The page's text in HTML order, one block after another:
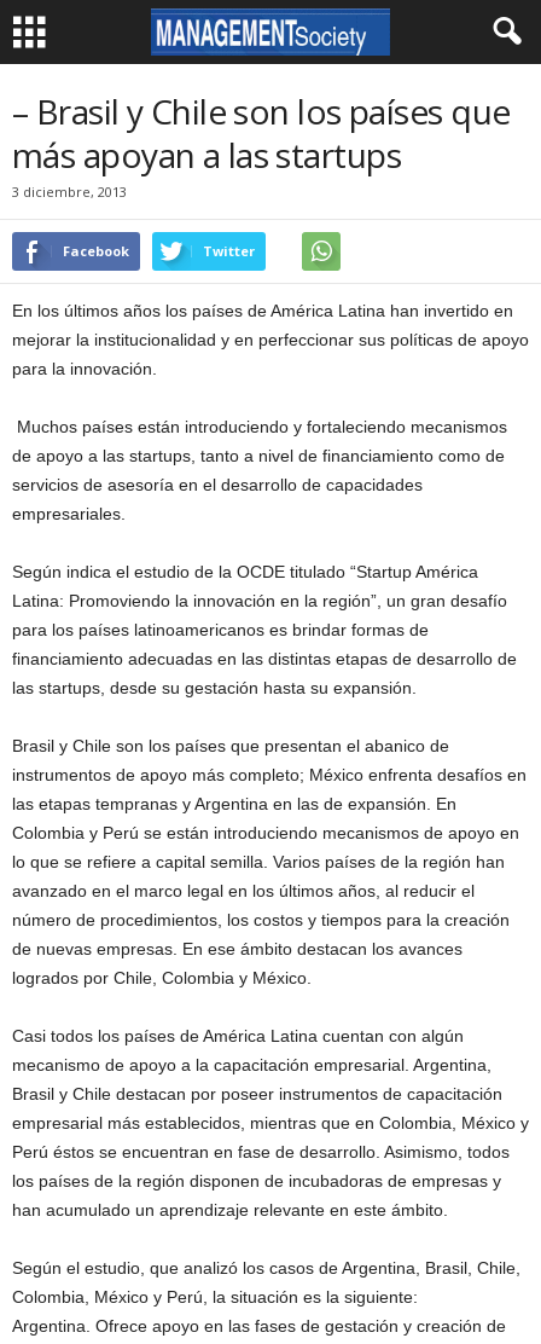
– Brasil y Chile son los países que
más apoyan a las startups
3 diciembre, 2013
Facebook Twitter
En los últimos años los países de América Latina han invertido en
mejorar la institucionalidad y en perfeccionar sus políticas de apoyo
para la innovación.
Muchos países están introduciendo y fortaleciendo mecanismos
de apoyo a las startups, tanto a nivel de financiamiento como de
servicios de asesoría en el desarrollo de capacidades
empresariales.
Según indica el estudio de la OCDE titulado “Startup América
Latina: Promoviendo la innovación en la región”, un gran desafío
para los países latinoamericanos es brindar formas de
financiamiento adecuadas en las distintas etapas de desarrollo de
las startups, desde su gestación hasta su expansión.
Brasil y Chile son los países que presentan el abanico de
instrumentos de apoyo más completo; México enfrenta desafíos en
las etapas tempranas y Argentina en las de expansión. En
Colombia y Perú se están introduciendo mecanismos de apoyo en
lo que se refiere a capital semilla. Varios países de la región han
avanzado en el marco legal en los últimos años, al reducir el
número de procedimientos, los costos y tiempos para la creación
de nuevas empresas. En ese ámbito destacan los avances
logrados por Chile, Colombia y México.
Casi todos los países de América Latina cuentan con algún
mecanismo de apoyo a la capacitación empresarial. Argentina,
Brasil y Chile destacan por poseer instrumentos de capacitación
empresarial más establecidos, mientras que en Colombia, México y
Perú éstos se encuentran en fase de desarrollo. Asimismo, todos
los países de la región disponen de incubadoras de empresas y
han acumulado un aprendizaje relevante en este ámbito.
Según el estudio, que analizó los casos de Argentina, Brasil, Chile,
Colombia, México y Perú, la situación es la siguiente:
Argentina. Ofrece apoyo en las fases de gestación y creación de